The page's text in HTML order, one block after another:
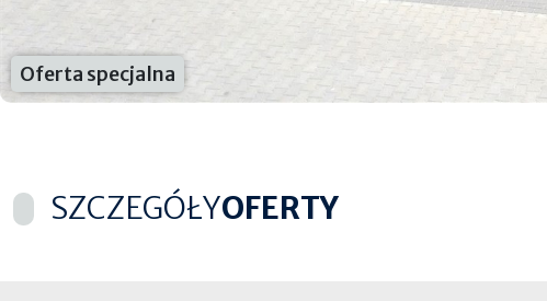
Oferta specjalna
SZCZEGÓŁYOFERTY